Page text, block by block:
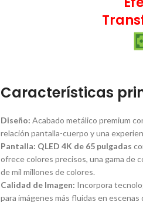
Características
Diseño: Acabado metálico premium
relación pantalla-cuerpo y una
Pantalla: QLED 4K de 65 pulgadas
ofrece colores precisos, una gama de
de mil millones de colores.
Calidad de Imagen: Incorpora
para imágenes más fluidas en